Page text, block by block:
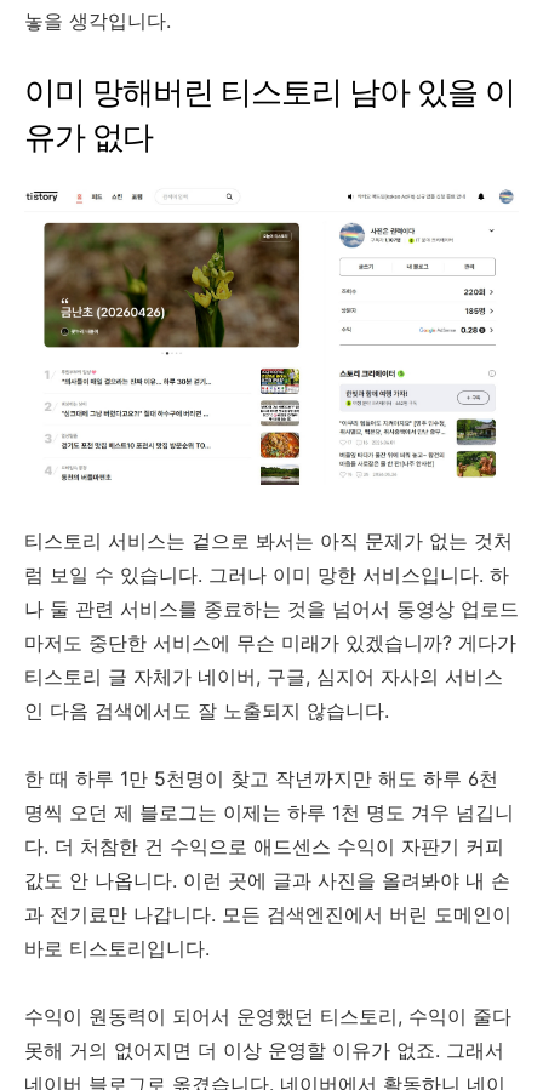
놓을 생각입니다.
이미 망해버린 티스토리 남아 있을 이
유가 없다
티스토리 서비스는 겉으로 봐서는 아직 문제가 없는 것처
럼 보일 수 있습니다. 그러나 이미 망한 서비스입니다. 하
나 둘 관련 서비스를 종료하는 것을 넘어서 동영상 업로드
마저도 중단한 서비스에 무슨 미래가 있겠습니까? 게다가
티스토리 글 자체가 네이버, 구글, 심지어 자사의 서비스
인 다음 검색에서도 잘 노출되지 않습니다.
한 때 하루 1만 5천명이 찾고 작년까지만 해도 하루 6천
명씩 오던 제 블로그는 이제는 하루 1천 명도 겨우 넘깁니
다. 더 처참한 건 수익으로 애드센스 수익이 자판기 커피
값도 안 나옵니다. 이런 곳에 글과 사진을 올려봐야 내 손
과 전기료만 나갑니다. 모든 검색엔진에서 버린 도메인이
바로 티스토리입니다.
수익이 원동력이 되어서 운영했던 티스토리, 수익이 줄다
못해 거의 없어지면 더 이상 운영할 이유가 없죠. 그래서
네이버 블로그로 옮겼습니다. 네이버에서 활동하니 네이